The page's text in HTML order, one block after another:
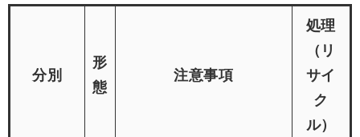
分別
形
態
注意事項
処理
（リ
サイ
ク
ル）